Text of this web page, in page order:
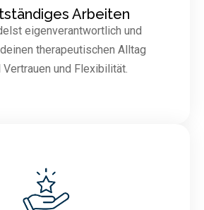
Arbeiten
eigenverantwortlich und
therapeutischen Alltag
und Flexibilität.